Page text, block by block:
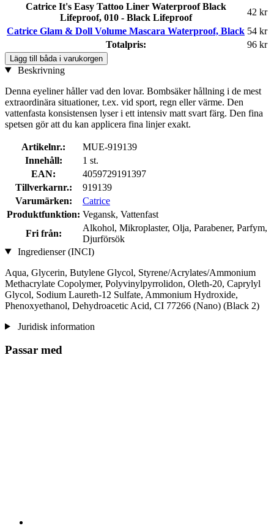
Catrice It's Easy Tattoo Liner Waterproof Black
Lifeproof, 010 - Black Lifeproof
42 kr
Catrice Glam & Doll Volume Mascara Waterproof, Black 54 kr
Totalpris:
96 kr
Lägg till båda i varukorgen
Beskrivning
Denna eyeliner håller vad den lovar. Bombsäker hållning i de mest
extraordinära situationer, t.ex. vid sport, regn eller värme. Den
vattenfasta konsistensen lyser i ett intensiv matt svart färg. Den fina
spetsen gör att du kan applicera fina linjer exakt.
Artikelnr.:
MUE-919139
Innehåll:
1 st.
EAN:
4059729191397
Tillverkarnr.:
919139
Varumärken:
Catrice
Produktfunktion: Vegansk, Vattenfast
Fri från:
Alkohol, Mikroplaster, Olja, Parabener, Parfym,
Djurförsök
Ingredienser (INCI)
Aqua, Glycerin, Butylene Glycol, Styrene/Acrylates/Ammonium
Methacrylate Copolymer, Polyvinylpyrrolidon, Oleth-20, Caprylyl
Glycol, Sodium Laureth-12 Sulfate, Ammonium Hydroxide,
Phenoxyethanol, Dehydroacetic Acid, CI 77266 (Nano) (Black 2)
Juridisk information
Passar med